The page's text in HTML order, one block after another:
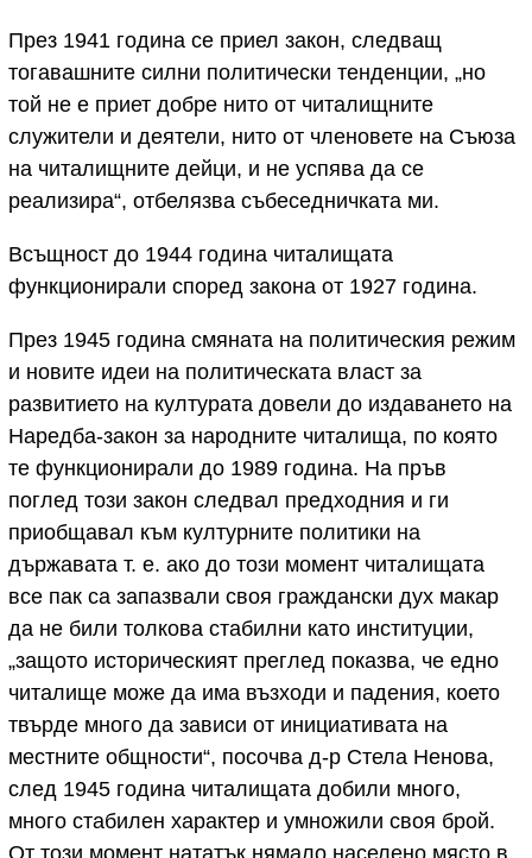
През 1941 година се приел закон, следващ
тогавашните силни политически тенденции, „но
той не е приет добре нито от читалищните
служители и деятели, нито от членовете на Съюза
на читалищните дейци, и не успява да се
реализира“, отбелязва събеседничката ми.
Всъщност до 1944 година читалищата
функционирали според закона от 1927 година.
През 1945 година смяната на политическия режим
и новите идеи на политическата власт за
развитието на културата довели до издаването на
Наредба-закон за народните читалища, по която
те функционирали до 1989 година. На пръв
поглед този закон следвал предходния и ги
приобщавал към културните политики на
държавата т. е. ако до този момент читалищата
все пак са запазвали своя граждански дух макар
да не били толкова стабилни като институции,
„защото историческият преглед показва, че едно
читалище може да има възходи и падения, което
твърде много да зависи от инициативата на
местните общности“, посочва д-р Стела Ненова,
след 1945 година читалищата добили много,
много стабилен характер и умножили своя брой.
От този момент нататък нямало населено място в